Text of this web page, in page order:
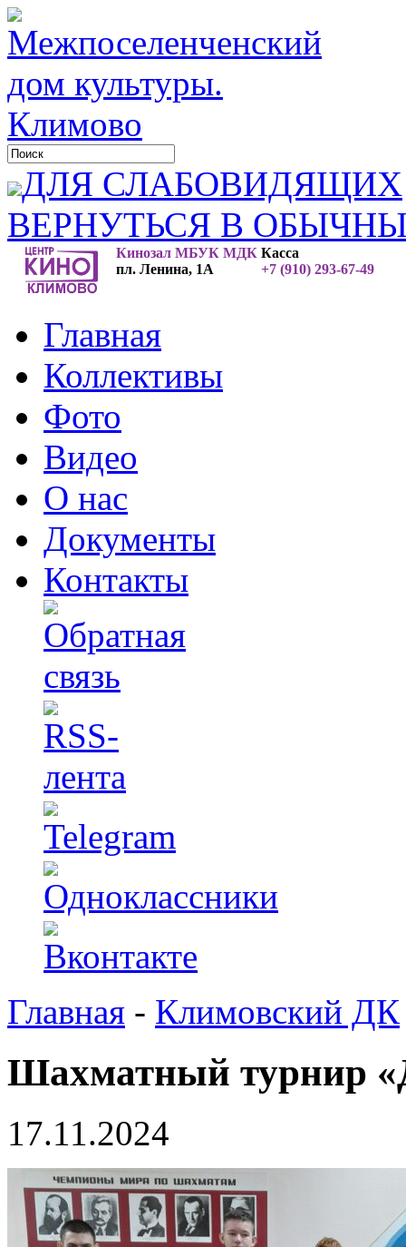
ДЛЯ СЛАБОВИДЯЩИХ
ВЕРНУТЬСЯ В
Кинозал МБУК МДК
пл. Ленина, 1А
Касса
+7 (910) 293-67-49
Главная
Коллективы
Фото
Видео
О нас
Документы
Контакты
Главная - Климовский ДК
Шахматный турнир
17.11.2024